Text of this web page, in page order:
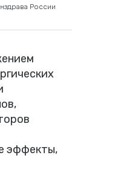
России
эффекты,